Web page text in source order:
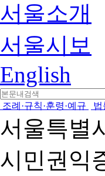
서울소개
서울시보
English
조례·규칙·훈령·예규 법
서울특별
시민권익